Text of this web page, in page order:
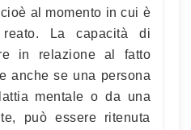
al momento in cui è
La capacità di
in relazione al fatto
anche se una persona
mentale o da una
può essere ritenuta